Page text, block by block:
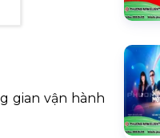
gian vận hành